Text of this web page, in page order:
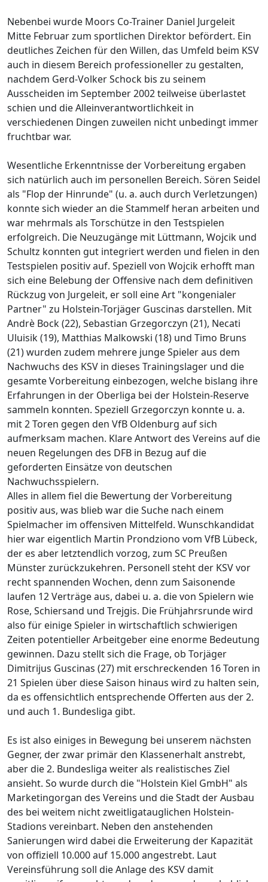
Nebenbei wurde Moors Co-Trainer Daniel Jurgeleit
Mitte Februar zum sportlichen Direktor befördert. Ein
deutliches Zeichen für den Willen, das Umfeld beim KSV
auch in diesem Bereich professioneller zu gestalten,
nachdem Gerd-Volker Schock bis zu seinem
Ausscheiden im September 2002 teilweise überlastet
schien und die Alleinverantwortlichkeit in
verschiedenen Dingen zuweilen nicht unbedingt immer
fruchtbar war.
Wesentliche Erkenntnisse der Vorbereitung ergaben
sich natürlich auch im personellen Bereich. Sören Seidel
als "Flop der Hinrunde" (u. a. auch durch Verletzungen)
konnte sich wieder an die Stammelf heran arbeiten und
war mehrmals als Torschütze in den Testspielen
erfolgreich. Die Neuzugänge mit Lüttmann, Wojcik und
Schultz konnten gut integriert werden und fielen in den
Testspielen positiv auf. Speziell von Wojcik erhofft man
sich eine Belebung der Offensive nach dem definitiven
Rückzug von Jurgeleit, er soll eine Art "kongenialer
Partner" zu Holstein-Torjäger Guscinas darstellen. Mit
Andrè Bock (22), Sebastian Grzegorczyn (21), Necati
Uluisik (19), Matthias Malkowski (18) und Timo Bruns
(21) wurden zudem mehrere junge Spieler aus dem
Nachwuchs des KSV in dieses Trainingslager und die
gesamte Vorbereitung einbezogen, welche bislang ihre
Erfahrungen in der Oberliga bei der Holstein-Reserve
sammeln konnten. Speziell Grzegorczyn konnte u. a.
mit 2 Toren gegen den VfB Oldenburg auf sich
aufmerksam machen. Klare Antwort des Vereins auf die
neuen Regelungen des DFB in Bezug auf die
geforderten Einsätze von deutschen
Nachwuchsspielern.
Alles in allem fiel die Bewertung der Vorbereitung
positiv aus, was blieb war die Suche nach einem
Spielmacher im offensiven Mittelfeld. Wunschkandidat
hier war eigentlich Martin Prondziono vom VfB Lübeck,
der es aber letztendlich vorzog, zum SC Preußen
Münster zurückzukehren. Personell steht der KSV vor
recht spannenden Wochen, denn zum Saisonende
laufen 12 Verträge aus, dabei u. a. die von Spielern wie
Rose, Schiersand und Trejgis. Die Frühjahrsrunde wird
also für einige Spieler in wirtschaftlich schwierigen
Zeiten potentieller Arbeitgeber eine enorme Bedeutung
gewinnen. Dazu stellt sich die Frage, ob Torjäger
Dimitrijus Guscinas (27) mit erschreckenden 16 Toren in
21 Spielen über diese Saison hinaus wird zu halten sein,
da es offensichtlich entsprechende Offerten aus der 2.
und auch 1. Bundesliga gibt.
Es ist also einiges in Bewegung bei unserem nächsten
Gegner, der zwar primär den Klassenerhalt anstrebt,
aber die 2. Bundesliga weiter als realistisches Ziel
ansieht. So wurde durch die "Holstein Kiel GmbH" als
Marketingorgan des Vereins und die Stadt der Ausbau
des bei weitem nicht zweitligatauglichen Holstein-
Stadions vereinbart. Neben den anstehenden
Sanierungen wird dabei die Erweiterung der Kapazität
von offiziell 10.000 auf 15.000 angestrebt. Laut
Vereinsführung soll die Anlage des KSV damit